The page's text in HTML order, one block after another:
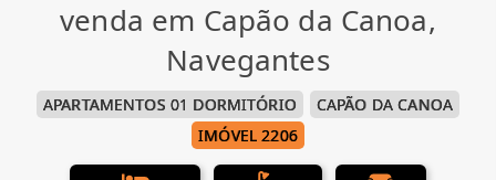
venda em Capão da Canoa,
Navegantes
APARTAMENTOS 01 DORMITÓRIO
CAPÃO DA CANOA
IMÓVEL 2206